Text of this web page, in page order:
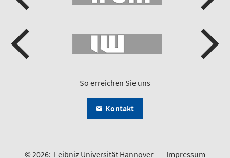
So erreichen Sie uns
Kontakt
© 2026: Leibniz Universität Hannover Impressum